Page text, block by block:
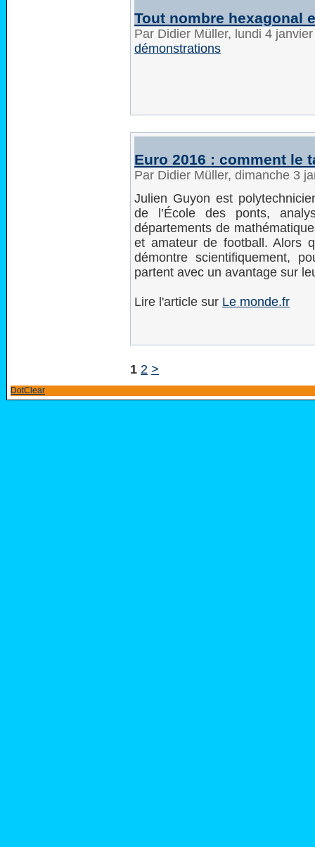
Tout nombre hexagonal
Par Didier Müller, lundi 4
démonstrations
Euro 2016 : comment le
Par Didier Müller, dimanche 3
Julien Guyon est
de l’École des ponts,
départements de
et amateur de football. Alors
démontre scientifiquement,
partent avec un avantage sur
Lire l'article sur Le monde.fr
1 2 >
DotClear